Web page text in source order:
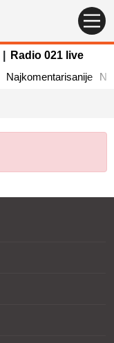
Radio 021 live
Najkomentarisanije